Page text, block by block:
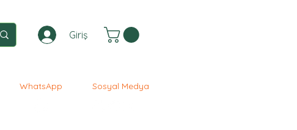
Giriş
WhatsApp Sosyal Medya